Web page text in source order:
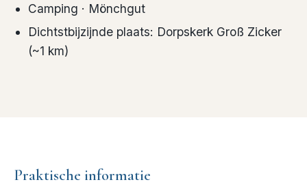
Camping · Mönchgut
Dichtstbijzijnde plaats: Dorpskerk Groß Zicker
(~1 km)
Praktische informatie